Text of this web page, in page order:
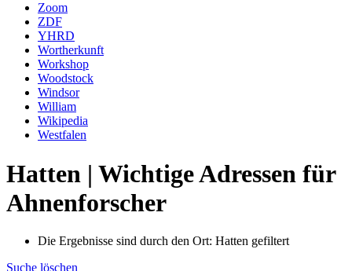
Zoom
ZDF
YHRD
Wortherkunft
Workshop
Woodstock
Windsor
William
Wikipedia
Westfalen
Hatten | Wichtige Adressen für
Ahnenforscher
Die Ergebnisse sind durch den Ort: Hatten gefiltert
Suche löschen